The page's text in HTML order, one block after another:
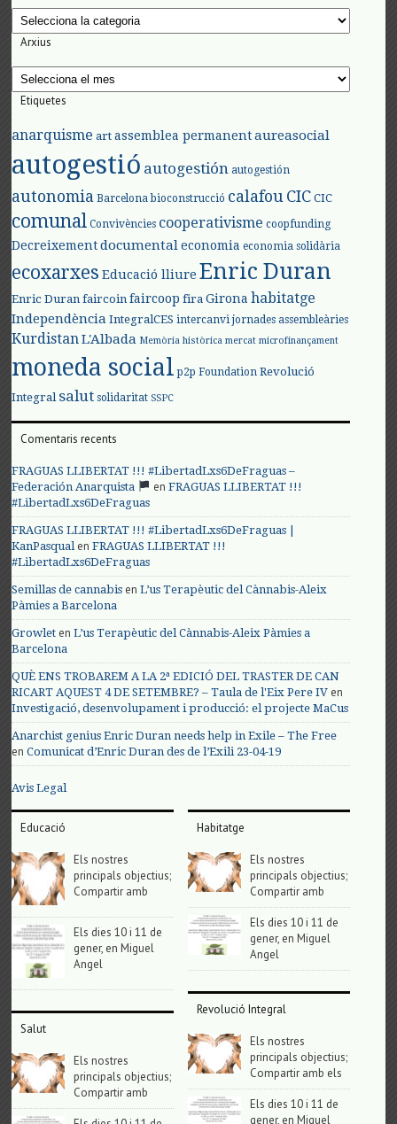
Categories
Arxius
Arxius
Etiquetes
anarquisme art assemblea permanent aureasocial
autogestió autogestión autogestión
autonomia Barcelona bioconstrucció calafou CIC CIC
comunal Convivències cooperativisme coopfunding
Decreixement documental economia economia solidària
ecoxarxes Educació lliure Enric Duran
Enric Duran faircoin faircoop fira Girona habitatge
Independència IntegralCES intercanvi jornades assembleàries
Kurdistan L'Albada Memòria històrica mercat microfinançament
moneda social p2p Foundation Revolució
Integral salut solidaritat SSPC
Comentaris recents
FRAGUAS LLIBERTAT !!! #LibertadLxs6DeFraguas –
Federación Anarquista
enFRAGUAS LLIBERTAT !!!
#LibertadLxs6DeFraguas
FRAGUAS LLIBERTAT !!! #LibertadLxs6DeFraguas |
KanPasqualenFRAGUAS LLIBERTAT !!!
#LibertadLxs6DeFraguas
Semillas de cannabis enL’us Terapèutic del Cànnabis-Aleix
Pàmies a Barcelona
Growlet enL’us Terapèutic del Cànnabis-Aleix Pàmies a
Barcelona
QUÈ ENS TROBAREM A LA 2ª EDICIÓ DEL TRASTER DE CAN
RICART AQUEST 4 DE SETEMBRE? – Taula de l'Eix Pere IV en
Investigació, desenvolupament i producció: el projecte MaCus
Anarchist genius Enric Duran needs help in Exile – The Free
enComunicat d’Enric Duran des de l’Exili 23-04-19
Avis Legal
Educació
Els nostres
principals objectius;
Compartir amb
Els dies 10 i 11 de
gener, en Miguel
Angel
Salut
Els nostres
principals objectius;
Compartir amb
Habitatge
Els nostres
principals objectius;
Compartir amb
Els dies 10 i 11 de
gener, en Miguel
Angel
Revolució Integral
Els nostres
principals objectius;
Compartir amb els
Els dies 10 i 11 de
gener, en Miguel